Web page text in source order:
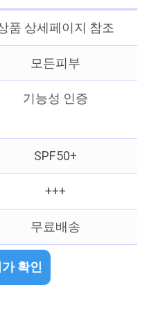
품 상세페이지 참조
모든피부
기능성 인증
SPF50+
+++
무료배송
확인